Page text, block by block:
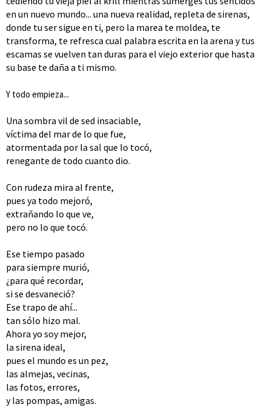
en un nuevo mundo... una nueva realidad, repleta de sirenas,
donde tu ser sigue en ti, pero la marea te moldea, te
transforma, te refresca cual palabra escrita en la arena y tus
escamas se vuelven tan duras para el viejo exterior que hasta
su base te daña a ti mismo.
Y todo empieza...
Una sombra vil de sed insaciable,
víctima del mar de lo que fue,
atormentada por la sal que lo tocó,
renegante de todo cuanto dio.
Con rudeza mira al frente,
pues ya todo mejoró,
extrañando lo que ve,
pero no lo que tocó.
Ese tiempo pasado
para siempre murió,
¿para qué recordar,
si se desvaneció?
Ese trapo de ahí...
tan sólo hizo mal.
Ahora yo soy mejor,
la sirena ideal,
pues el mundo es un pez,
las almejas, vecinas,
las fotos, errores,
y las pompas, amigas.